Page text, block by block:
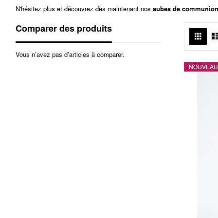
N'hésitez plus et découvrez dès maintenant nos aubes de
en
Grille
NOUVEAU
Comparer des produits
Vous n’avez pas d’articles à comparer.